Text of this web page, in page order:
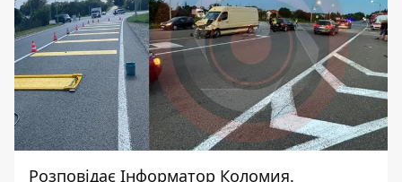
Розповідає Інформатор Коломия.